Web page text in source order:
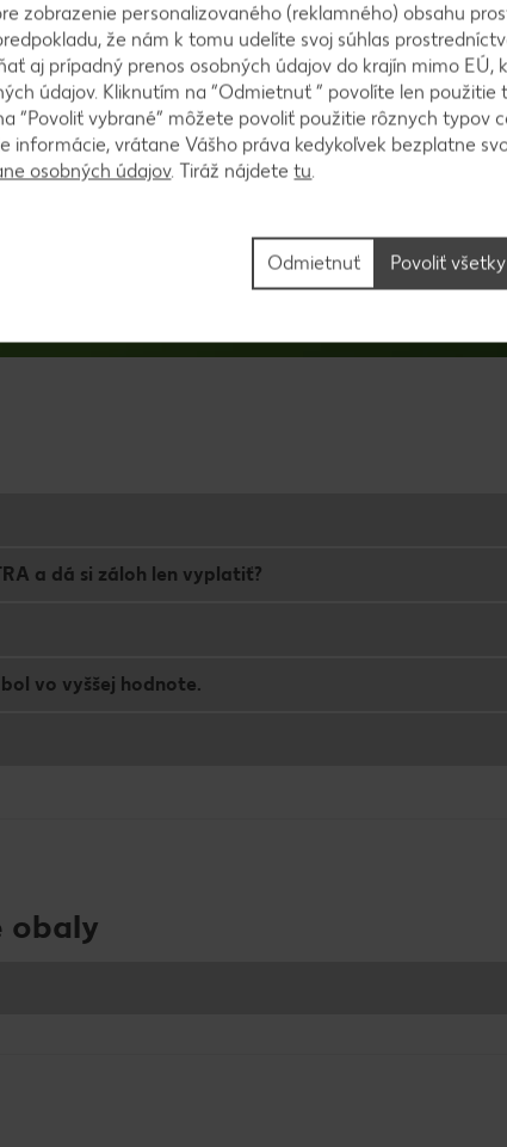
a dá si záloh len vyplatiť?
vo vyššej hodnote.
obaly
zobrazenie personalizovaného (reklamného) obsahu
že nám k tomu udelíte svoj súhlas
aj prípadný prenos osobných údajov do krajín mimo EÚ,
údajov. Kliknutím na “Odmietnuť ” povolíte len použitie
“Povoliť vybrané” môžete povoliť použitie rôznych typov
informácie, vrátane Vášho práva kedykoľvek bezplatne
osobných údajov. Tiráž nájdetetu.
Odmietnuť Povoliť všetky